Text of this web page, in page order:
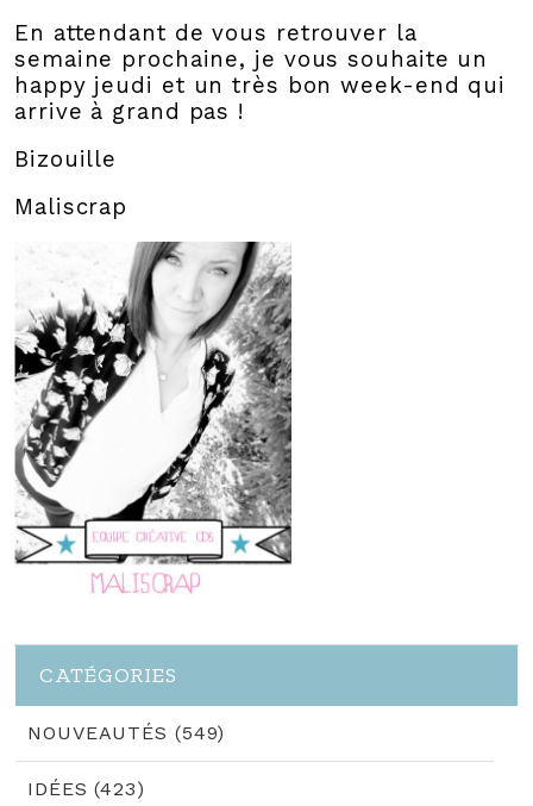
En attendant de vous retrouver la
semaine prochaine, je vous souhaite un
happy jeudi et un très bon week-end qui
arrive à grand pas !
Bizouille
Maliscrap
CATÉGORIES
NOUVEAUTÉS (549)
IDÉES (423)